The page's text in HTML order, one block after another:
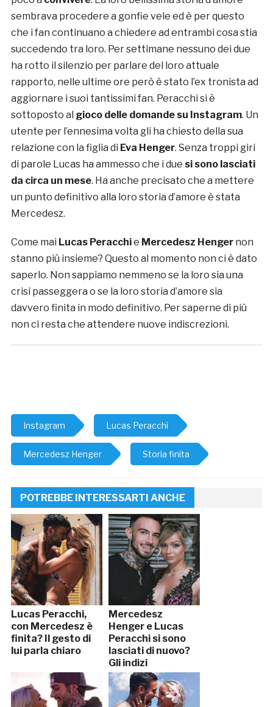
sembrava procedere a gonfie vele ed è per questo
che i fan continuano a chiedere ad entrambi cosa stia
succedendo tra loro. Per settimane nessuno dei due
ha rotto il silenzio per parlare del loro attuale
rapporto, nelle ultime ore però è stato l’ex tronista ad
aggiornare i suoi tantissimi fan. Peracchi si è
sottoposto al gioco delle domande su Instagram. Un
utente per l’ennesima volta gli ha chiesto della sua
relazione con la figlia di Eva Henger. Senza troppi giri
di parole Lucas ha ammesso che i due si sono lasciati
da circa un mese. Ha anche precisato che a mettere
un punto definitivo alla loro storia d’amore è stata
Mercedesz.
Come mai Lucas Peracchie Mercedesz Hengernon
stanno più insieme? Questo al momento non ci è dato
saperlo. Non sappiamo nemmeno se la loro sia una
crisi passeggera o se la loro storia d’amore sia
davvero finita in modo definitivo. Per saperne di più
non ci resta che attendere nuove indiscrezioni.
Instagram Lucas Peracchi
Mercedesz Henger Storia finita
POTREBBE INTERESSARTI ANCHE
Lucas Peracchi,
con Mercedesz è
finita? Il gesto di
lui parla chiaro
Mercedesz
Henger e Lucas
Peracchi si sono
lasciati di nuovo?
Gli indizi